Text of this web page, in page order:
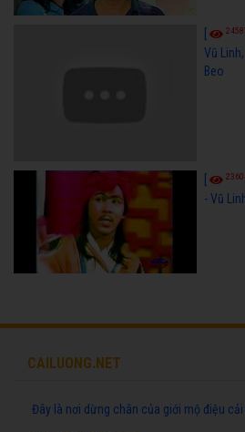
Vũ
Beo
- Vũ
CAILUONG.NET
Đây là nơi dừng chân của giới mộ điệu